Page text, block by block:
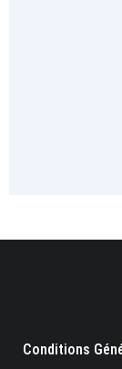
Conditions